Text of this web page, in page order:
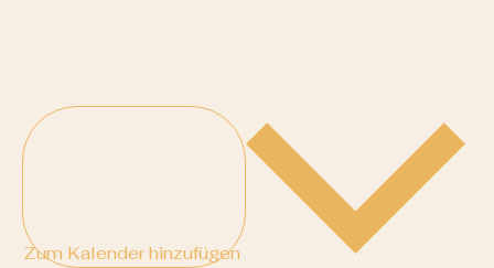
Zum Kalender hinzufügen